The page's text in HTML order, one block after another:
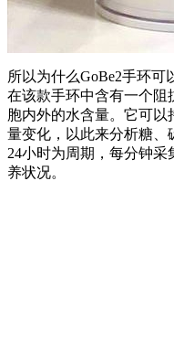
所以为什么GoBe2手环可
在该款手环中含有一个阻
胞内外的水含量。它可以
量变化，以此来分析糖、
24小时为周期，每分钟
养状况。